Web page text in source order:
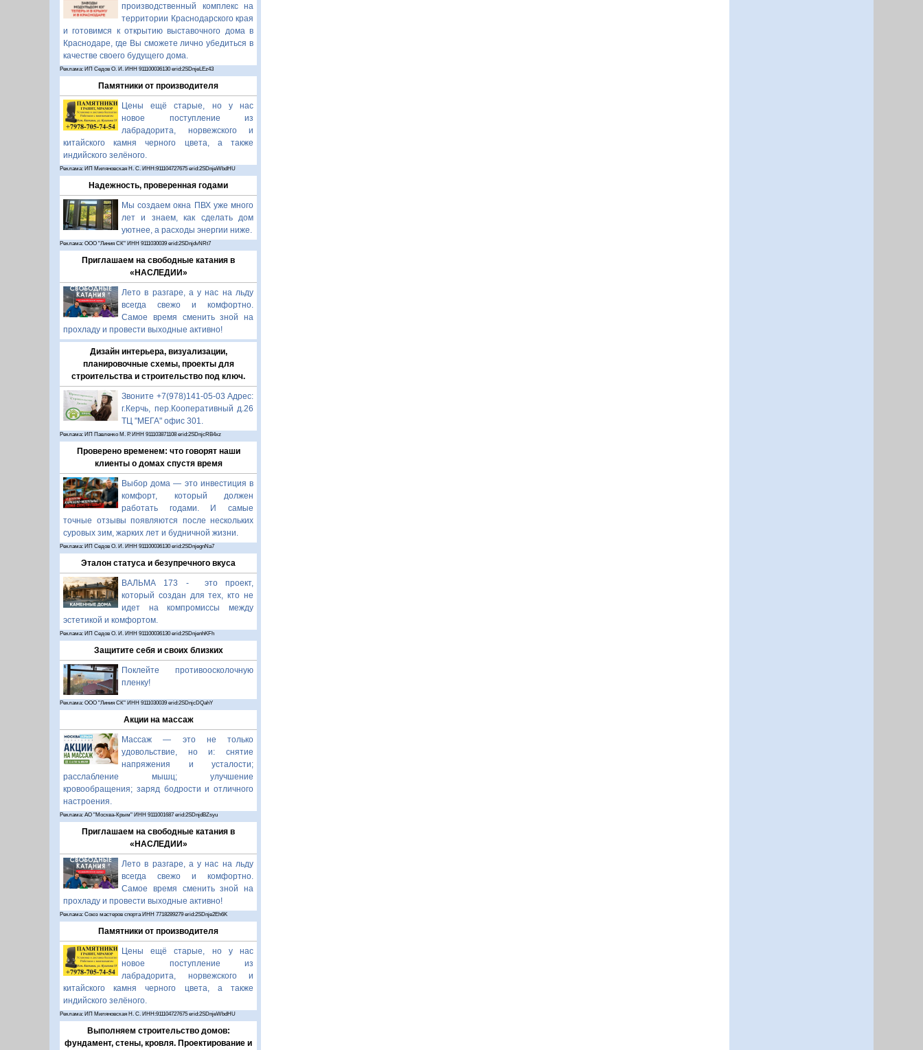
производственный комплекс на
территории Краснодарского края
и готовимся к открытию выставочного дома в
Краснодаре, где Вы сможете лично убедиться в
качестве своего будущего дома.
Реклама: ИП Седов О. И. ИНН 911100036130 erid:2SDnjeLEz43
Памятники от производителя
Цены ещё старые, но у нас
новое поступление из
лабрадорита, норвежского и
китайского камня черного цвета, а также
индийского зелёного.
Реклама: ИП Миляновская Н. С. ИНН:911104727675 erid:2SDnjeWbdHU
Надежность, проверенная годами
Мы создаем окна ПВХ уже много
лет и знаем, как сделать дом
уютнее, а расходы энергии ниже.
Реклама: ООО "Линия СК" ИНН 9111030039 erid:2SDnjdvNRt7
Приглашаем на свободные катания в
«НАСЛЕДИИ»
Лето в разгаре, а у нас на льду
всегда свежо и комфортно.
Самое время сменить зной на
прохладу и провести выходные активно!
Дизайн интерьера, визуализации,
планировочные схемы, проекты для
строительства и строительство под ключ.
Звоните +7(978)141-05-03 Адрес:
г.Керчь, пер.Кооперативный д.26
ТЦ "МЕГА" офис 301.
Реклама: ИП Павленко М. Р. ИНН 911103871108 erid:2SDnjcRB4xz
Проверено временем: что говорят наши
клиенты о домах спустя время
Выбор дома — это инвестиция в
комфорт, который должен
работать годами. И самые
точные отзывы появляются после нескольких
суровых зим, жарких лет и будничной жизни.
Реклама: ИП Седов О. И. ИНН 911100036130 erid:2SDnjegnNa7
Эталон статуса и безупречного вкуса
ВАЛЬМА 173 - это проект,
который создан для тех, кто не
идет на компромиссы между
эстетикой и комфортом.
Реклама: ИП Седов О. И. ИНН 911100036130 erid:2SDnjenhKFh
Защитите себя и своих близких
Поклейте противоосколочную
пленку!
Реклама: ООО "Линия СК" ИНН 9111030039 erid:2SDnjcDQahY
Акции на массаж
Массаж — это не только
удовольствие, но и: снятие
напряжения и усталости;
расслабление мышц; улучшение
кровообращения; заряд бодрости и отличного
настроения.
Реклама: АО "Москва-Крым" ИНН 9111001687 erid:2SDnjdBZsyu
Приглашаем на свободные катания в
«НАСЛЕДИИ»
Лето в разгаре, а у нас на льду
всегда свежо и комфортно.
Самое время сменить зной на
прохладу и провести выходные активно!
Реклама: Союз мастеров спорта ИНН 7718289279 erid:2SDnje2Eh6K
Памятники от производителя
Цены ещё старые, но у нас
новое поступление из
лабрадорита, норвежского и
китайского камня черного цвета, а также
индийского зелёного.
Реклама: ИП Миляновская Н. С. ИНН:911104727675 erid:2SDnjeWbdHU
Выполняем строительство домов:
фундамент, стены, кровля. Проектирование и